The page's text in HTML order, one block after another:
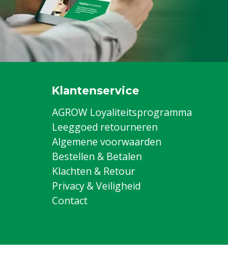
Klantenservice
AGROW Loyaliteitsprogramma
Leeggoed retourneren
Algemene voorwaarden
Bestellen & Betalen
Klachten & Retour
Privacy & Veiligheid
Contact